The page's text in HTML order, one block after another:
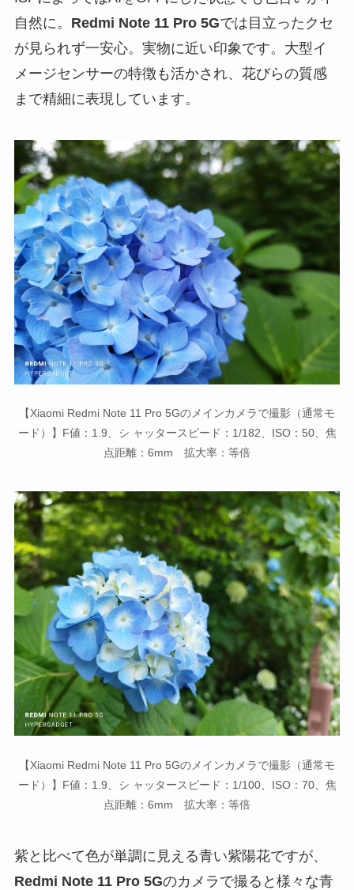
自然に。 Redmi Note 11 Pro 5Gでは目立ったクセ
が見られず一安心。実物に近い印象です。大型イ
メージセンサーの特徴も活かされ、花びらの質感
まで精細に表現しています。
【Xiaomi Redmi Note 11 Pro 5Gのメインカメラで撮影（通常モ
ード）】F値：1.9、シ ャッタースピード：1/182、ISO：50、焦
点距離：6mm 拡大率：等倍
【Xiaomi Redmi Note 11 Pro 5Gのメインカメラで撮影（通常モ
ード）】F値：1.9、シ ャッタースピード：1/100、ISO：70、焦
点距離：6mm 拡大率：等倍
紫と比べて色が単調に見える青い紫陽花ですが、
Redmi Note 11 Pro 5Gのカメラで撮ると様々な青